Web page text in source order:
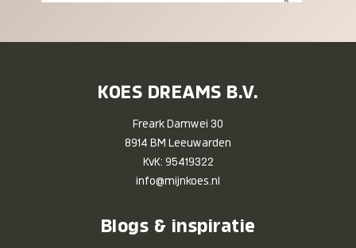
KOES DREAMS B.V.
Freark Damwei 30
8914 BM Leeuwarden
KvK: 95419322
info@mijnkoes.nl
Blogs & inspiratie